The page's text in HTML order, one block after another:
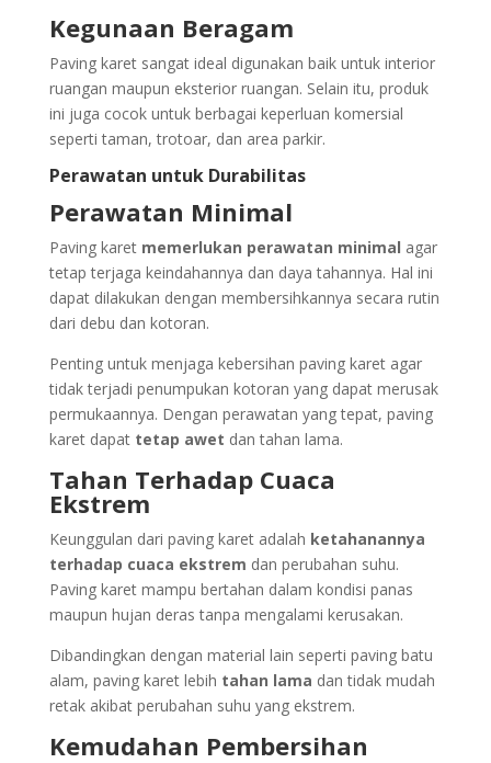
Kegunaan Beragam
Paving karet sangat ideal digunakan baik untuk interior
ruangan maupun eksterior ruangan. Selain itu, produk
ini juga cocok untuk berbagai keperluan komersial
seperti taman, trotoar, dan area parkir.
Perawatan untuk Durabilitas
Perawatan Minimal
Paving karet memerlukan perawatan minimal agar
tetap terjaga keindahannya dan daya tahannya. Hal ini
dapat dilakukan dengan membersihkannya secara rutin
dari debu dan kotoran.
Penting untuk menjaga kebersihan paving karet agar
tidak terjadi penumpukan kotoran yang dapat merusak
permukaannya. Dengan perawatan yang tepat, paving
karet dapat tetap awet dan tahan lama.
Tahan Terhadap Cuaca
Ekstrem
Keunggulan dari paving karet adalah ketahanannya
terhadap cuaca ekstrem dan perubahan suhu.
Paving karet mampu bertahan dalam kondisi panas
maupun hujan deras tanpa mengalami kerusakan.
Dibandingkan dengan material lain seperti paving batu
alam, paving karet lebih tahan lama dan tidak mudah
retak akibat perubahan suhu yang ekstrem.
Kemudahan Pembersihan